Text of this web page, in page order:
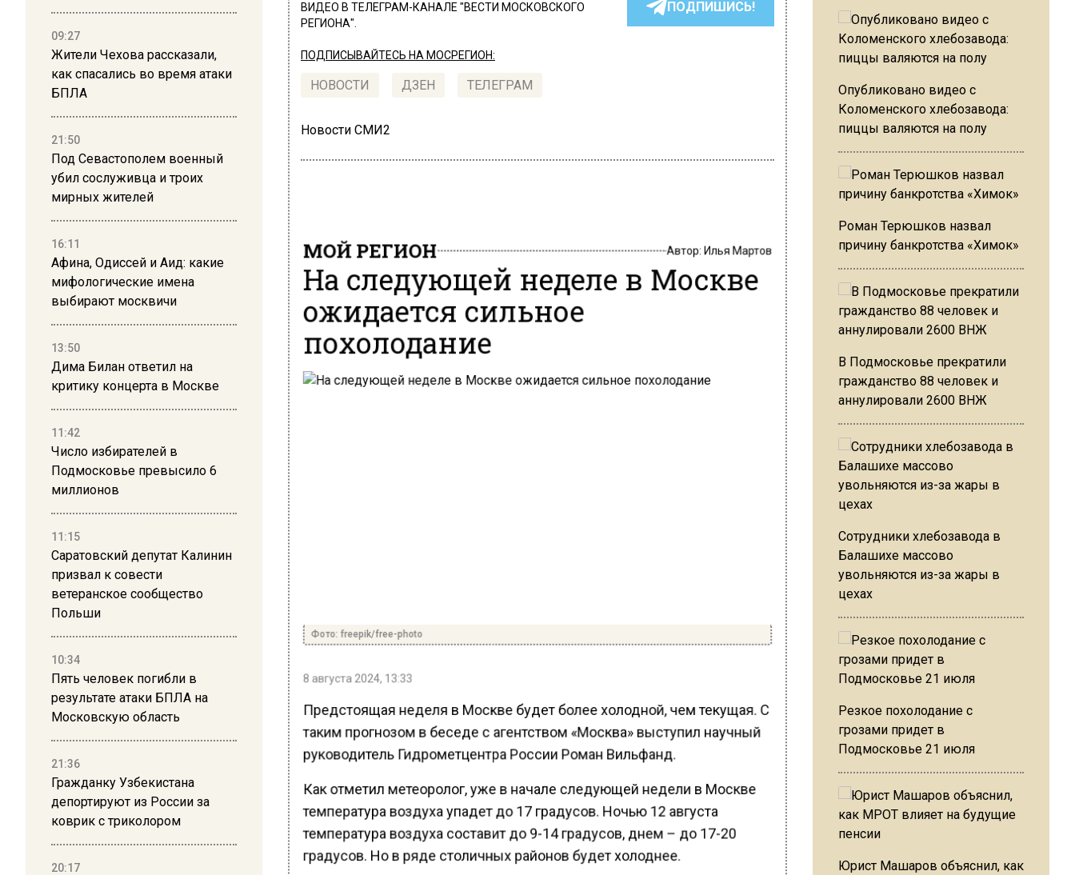
09:27
Жители Чехова рассказали,
как спасались во время атаки
БПЛА
21:50
Под Севастополем военный
убил сослуживца и троих
мирных жителей
16:11
Афина, Одиссей и Аид: какие
мифологические имена
выбирают москвичи
13:50
Дима Билан ответил на
критику концерта в Москве
11:42
Число избирателей в
Подмосковье превысило 6
миллионов
11:15
Саратовский депутат Калинин
призвал к совести
ветеранское сообщество
Польши
10:34
Пять человек погибли в
результате атаки БПЛА на
Московскую область
21:36
Гражданку Узбекистана
депортируют из России за
коврик с триколором
20:17
ВИДЕО В ТЕЛЕГРАМ-КАНАЛЕ "ВЕСТИ МОСКОВСКОГО
РЕГИОНА".
ПОДПИШИСЬ!
ПОДПИСЫВАЙТЕСЬ НА МОСРЕГИОН:
НОВОСТИ ДЗЕН ТЕЛЕГРАМ
Новости СМИ2
МОЙ РЕГИОН Автор:Илья Мартов
На следующей неделе в Москве
ожидается сильное
похолодание
Фото: freepik/free-photo
8 августа 2024, 13:33
Предстоящая неделя в Москве будет более холодной, чем текущая. С
таким прогнозом в беседе с агентством «Москва» выступил научный
руководитель Гидрометцентра России Роман Вильфанд.
Как отметил метеоролог, уже в начале следующей недели в Москве
температура воздуха упадет до 17 градусов. Ночью 12 августа
температура воздуха составит до 9-14 градусов, днем – до 17-20
градусов. Но в ряде столичных районов будет холоднее.
Опубликовано видео с
Коломенского хлебозавода:
пиццы валяются на полу
Роман Терюшков назвал
причину банкротства «Химок»
В Подмосковье прекратили
гражданство 88 человек и
аннулировали 2600 ВНЖ
Сотрудники хлебозавода в
Балашихе массово
увольняются из-за жары в
цехах
Резкое похолодание с
грозами придет в
Подмосковье 21 июля
Юрист Машаров объяснил, как